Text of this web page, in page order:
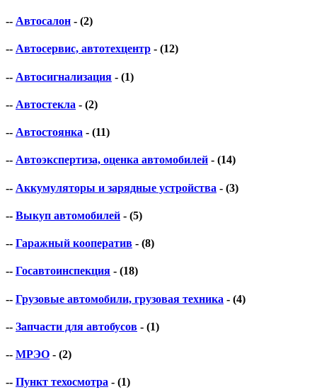
-- Автосалон - (2)
-- Автосервис, автотехцентр - (12)
-- Автосигнализация - (1)
-- Автостекла - (2)
-- Автостоянка - (11)
-- Автоэкспертиза, оценка автомобилей - (14)
-- Аккумуляторы и зарядные устройства - (3)
-- Выкуп автомобилей - (5)
-- Гаражный кооператив - (8)
-- Госавтоинспекция - (18)
-- Грузовые автомобили, грузовая техника - (4)
-- Запчасти для автобусов - (1)
-- МРЭО - (2)
-- Пункт техосмотра - (1)